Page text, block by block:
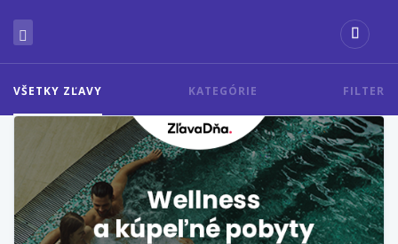
VŠETKY ZĽAVY KATEGÓRIE FILTER